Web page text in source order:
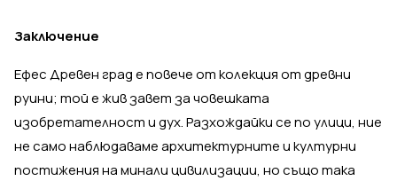
Заключение
Ефес Древен град е повече от колекция от древни
руини; той е жив завет за човешката
изобретателност и дух. Разхождайки се по улици, ние
не само наблюдаваме архитектурните и културни
постижения на минали цивилизации, но също така